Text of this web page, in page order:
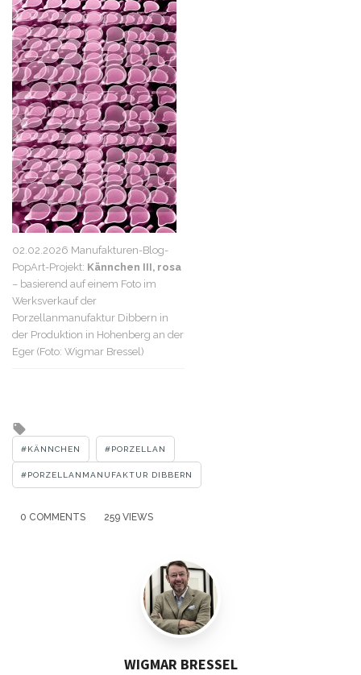
02.02.2026 Manufakturen-Blog-
PopArt-Projekt: Kännchen III, rosa
– basierend auf einem Foto im
Werksverkauf der
Porzellanmanufaktur Dibbern in
der Produktion in Hohenberg an der
Eger (Foto: Wigmar Bressel)
with
KÄNNCHEN PORZELLAN
PORZELLANMANUFAKTUR DIBBERN
0 COMMENTS 259 VIEWS
WIGMAR BRESSEL